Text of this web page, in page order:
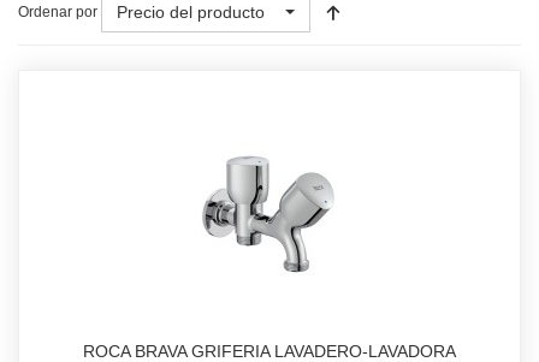
Ordenar por Precio del producto
ROCA BRAVA GRIFERIA LAVADERO-LAVADORA